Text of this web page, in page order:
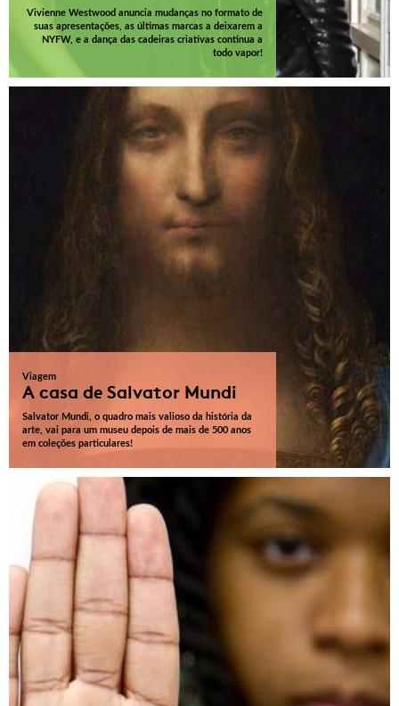
Vivienne Westwood anuncia mudanças no formato de
suas apresentações, as últimas marcas a deixarem a
NYFW, e a dança das cadeiras criativas continua a
todo vapor!
Viagem
A casa de Salvator Mundi
Salvator Mundi, o quadro mais valioso da história da
arte, vai para um museu depois de mais de 500 anos
em coleções particulares!